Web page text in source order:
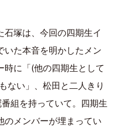
石塚は、今回の四期生イ
いた本音を明かしたメン
に「(他の四期生として
ない」、松田と二人きり
組を持っていて。四期生
のメンバーが埋まってい